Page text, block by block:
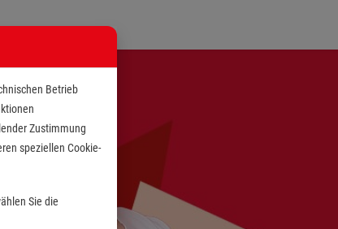
Betrieb
Zustimmung
speziellen Cookie-
Sie die